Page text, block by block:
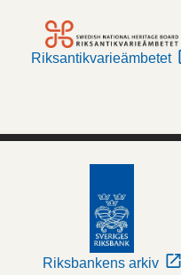
Riksantikvarieämbetet
Riksbankens arkiv